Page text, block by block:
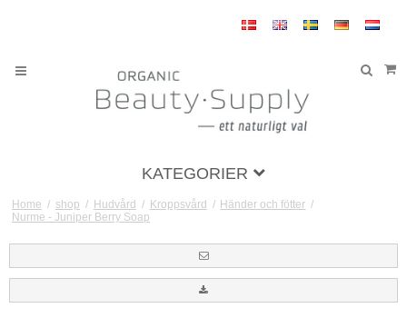
KATEGORIER
Home / shop / Hudvård / Kroppsvård / Händer och fötter /
Nurme - Juniper Berry Soap